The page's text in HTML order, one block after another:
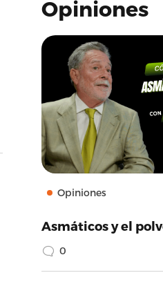
Opiniones
Opiniones
Asmáticos y el
0